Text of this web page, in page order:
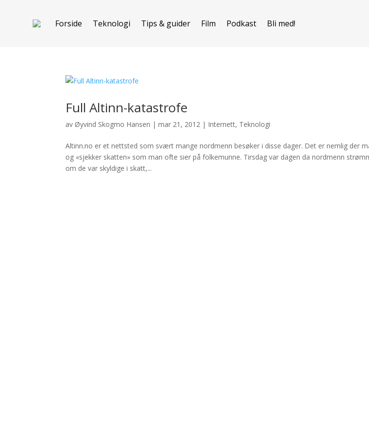
Forside Teknologi Tips & guider Film Podkast Bli med!
Full Altinn-katastrofe
av Øyvind Skogmo Hansen |mar 21, 2012 | Internett, Teknologi
Altinn.no er et nettsted som svært mange nordmenn besøker i disse dager. Det er nemlig der
og «sjekker skatten» som man ofte sier på folkemunne. Tirsdag var dagen da nordmenn
om de var skyldige i skatt,...